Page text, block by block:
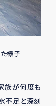
様子
族が何度も
不足と深刻